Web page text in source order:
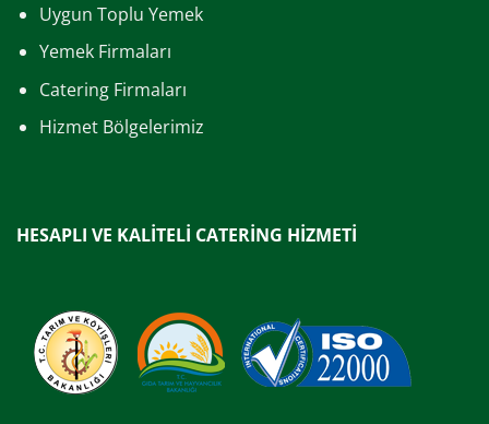
Uygun Toplu Yemek
Yemek Firmaları
Catering Firmaları
Hizmet Bölgelerimiz
HESAPLI VE KALİTELİ CATERİNG HİZMETİ